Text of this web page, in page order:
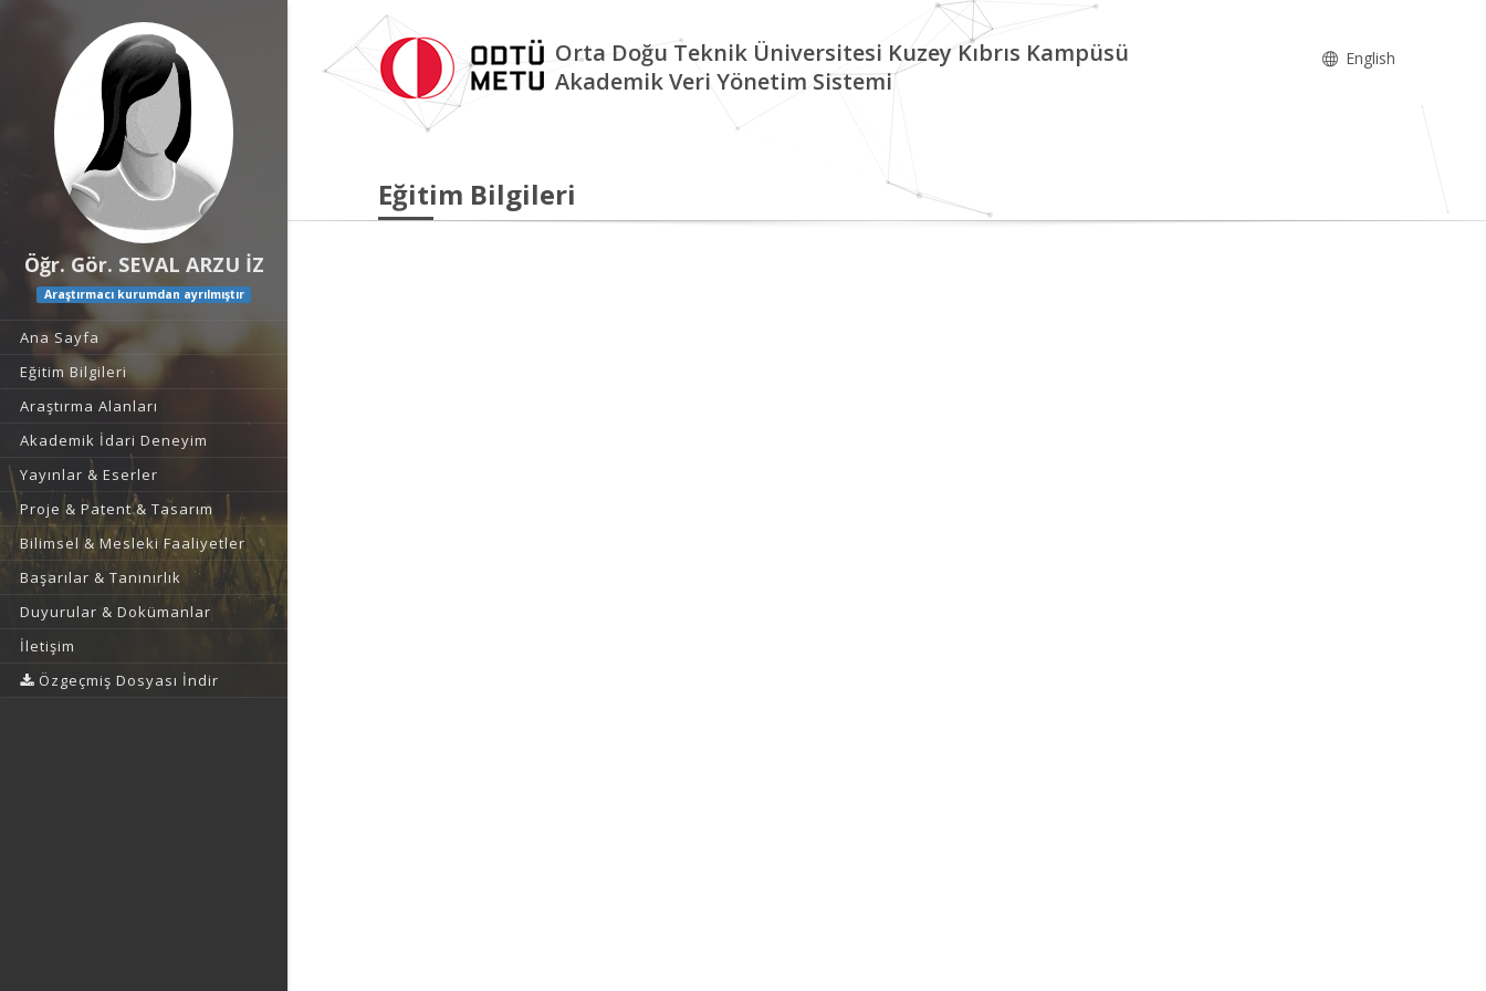
Öğr. Gör. SEVAL ARZU İZ
Araştırmacı kurumdan ayrılmıştır
Ana Sayfa
Eğitim Bilgileri
Araştırma Alanları
Akademik İdari Deneyim
Yayınlar & Eserler
Proje & Patent & Tasarım
Bilimsel & Mesleki Faaliyetler
Başarılar & Tanınırlık
Duyurular & Dokümanlar
İletişim
Özgeçmiş Dosyası İndir
Orta Doğu Teknik Üniversitesi Kuzey Kıbrıs Kampüsü
Akademik Veri Yönetim Sistemi
English
Eğitim Bilgileri